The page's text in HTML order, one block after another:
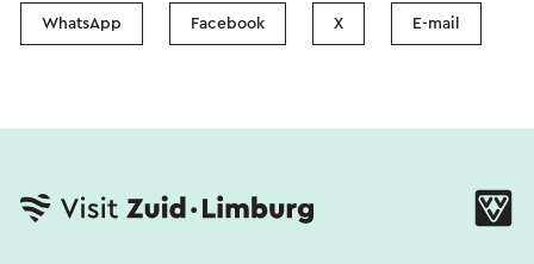
WhatsApp Facebook X E-mail